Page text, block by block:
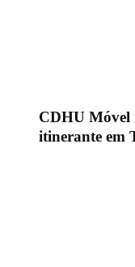
CDHU Móvel
itinerante em